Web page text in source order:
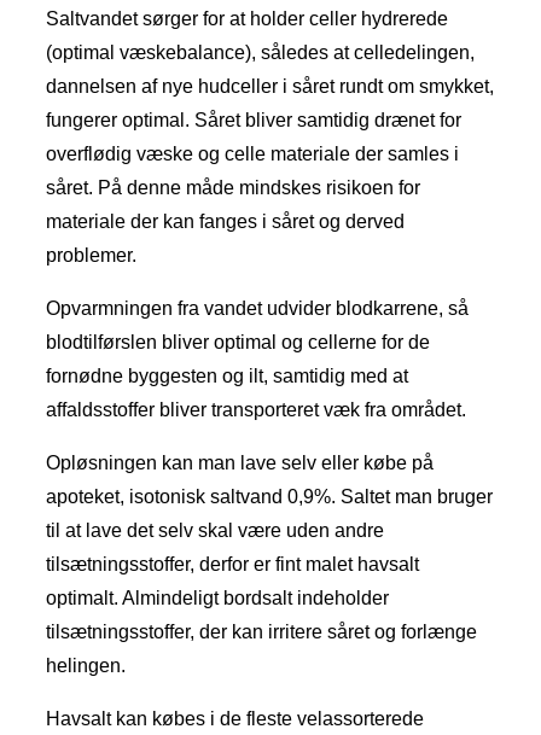
Saltvandet sørger for at holder celler hydrerede
(optimal væskebalance), således at celledelingen,
dannelsen af nye hudceller i såret rundt om smykket,
fungerer optimal. Såret bliver samtidig drænet for
overflødig væske og celle materiale der samles i
såret. På denne måde mindskes risikoen for
materiale der kan fanges i såret og derved
problemer.
Opvarmningen fra vandet udvider blodkarrene, så
blodtilførslen bliver optimal og cellerne for de
fornødne byggesten og ilt, samtidig med at
affaldsstoffer bliver transporteret væk fra området.
Opløsningen kan man lave selv eller købe på
apoteket, isotonisk saltvand 0,9%. Saltet man bruger
til at lave det selv skal være uden andre
tilsætningsstoffer, derfor er fint malet havsalt
optimalt. Almindeligt bordsalt indeholder
tilsætningsstoffer, der kan irritere såret og forlænge
helingen.
Havsalt kan købes i de fleste velassorterede